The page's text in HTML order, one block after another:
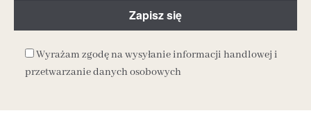
Wyrażam zgodę na wysyłanie informacji handlowej i
przetwarzanie danych osobowych